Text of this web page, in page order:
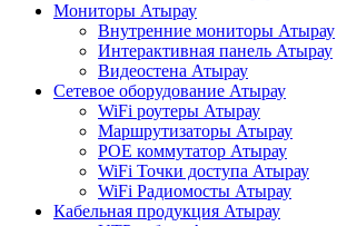
Мониторы Атырау
Внутренние мониторы Атырау
Интерактивная панель Атырау
Видеостена Атырау
Сетевое оборудование Атырау
WiFi роутеры Атырау
Маршрутизаторы Атырау
POE коммутатор Атырау
WiFi Точки доступа Атырау
WiFi Радиомосты Атырау
Кабельная продукция Атырау